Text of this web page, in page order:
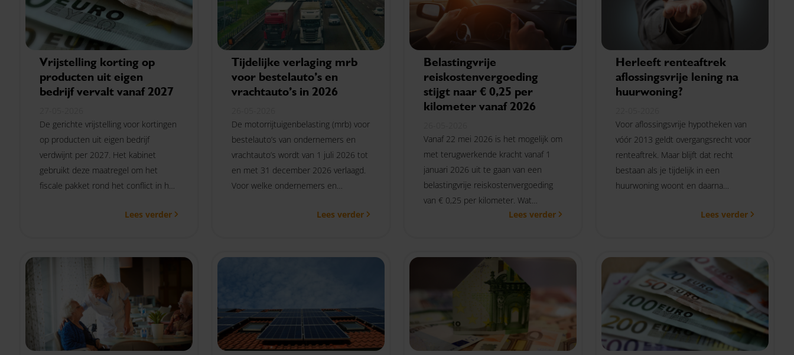
Vrijstelling korting op
producten uit eigen
bedrijf vervalt vanaf 2027
De gerichte vrijstelling voor kortingen
op producten uit eigen bedrijf
verdwijnt per 2027. Het kabinet
gebruikt deze maatregel om het
fiscale pakket rond het conflict in het
Lees verder
Tijdelijke verlaging mrb
voor bestelauto’s en
vrachtauto’s in 2026
De motorrijtuigenbelasting (mrb) voor
bestelauto’s van ondernemers en
vrachtauto’s wordt van 1 juli 2026 tot
en met 31 december 2026 verlaagd.
Voor welke ondernemers en
wat betekent dit in de praktijk?
Lees verder
Belastingvrije
reiskostenvergoeding
stijgt naar € 0,25 per
kilometer vanaf 2026
Vanaf 22 mei 2026 is het mogelijk om
met terugwerkende kracht vanaf 1
januari 2026 uit te gaan van een
belastingvrije reiskostenvergoeding
van € 0,25 per kilometer. Wat
betekent deze wijziging voorLees verder
Herleeft renteaftrek
aflossingsvrije lening na
huurwoning?
Voor aflossingsvrije hypotheken van
vóór 2013 geldt overgangsrecht voor
renteaftrek. Maar blijft dat recht
bestaan als je tijdelijk in een
huurwoning woont en daarna
Lees verder